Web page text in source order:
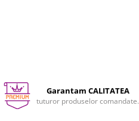
Garantam CALITATEA
tuturor produselor comandate.